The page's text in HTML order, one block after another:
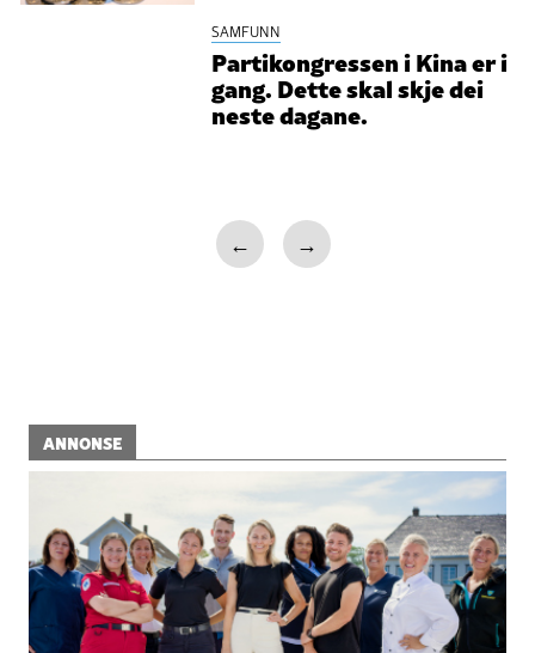
SAMFUNN
Partikongressen i Kina er i
gang. Dette skal skje dei
neste dagane.
← →
ANNONSE